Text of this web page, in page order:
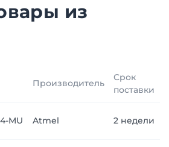
из
Производитель
Срок
поставки
MU Atmel 2 недели